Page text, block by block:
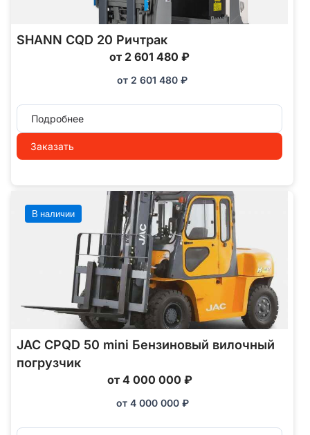
SHANN CQD 20 Ричтрак
от 2 601 480 ₽
от 2 601 480 ₽
Подробнее
Заказать
В наличии
JAC CPQD 50 mini Бензиновый вилочный
погрузчик
от 4 000 000 ₽
от 4 000 000 ₽